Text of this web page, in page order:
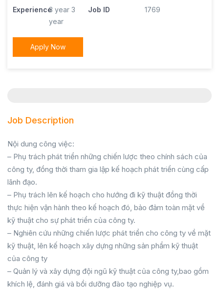
Experience3 year 3
year
Job ID
1769
Apply Now
Job Description
Nội dung công việc:
– Phụ trách phát triển những chiến lược theo chính sách của
công ty, đồng thời tham gia lập kế hoạch phát triển cùng cấp
lãnh đạo.
– Phụ trách lên kế hoạch cho hướng đi kỹ thuật đồng thời
thực hiện vận hành theo kế hoạch đó, bảo đảm toàn mặt về
kỹ thuật cho sự phát triển của công ty.
– Nghiên cứu những chiến lược phát triển cho công ty về mặt
kỹ thuật, lên kế hoạch xây dựng những sản phẩm kỹ thuật
của công ty
– Quản lý và xây dựng đội ngũ kỹ thuật của công ty,bao gồm
khích lệ, đánh giá và bồi dưỡng đào tạo nghiệp vụ.